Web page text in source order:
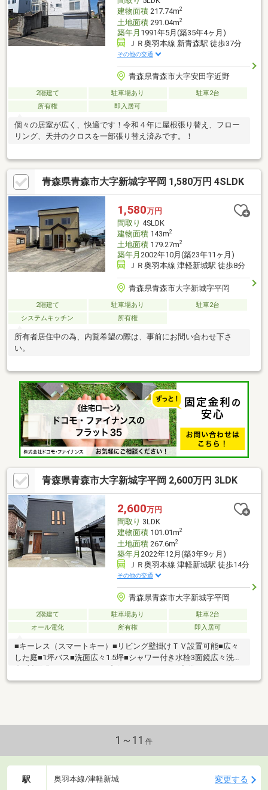
建物面積217.74m2
土地面積291.04m2
築年月 1991年5月(築35年4ヶ月)
ＪＲ奥羽本線 新青森駅 徒歩37分
その他の交通
青森県青森市大字安田字近野
2階建て 駐車場あり
駐車2台
所有権
即入居可
個々の居室が広く、快適です！令和４年に屋根張り替え、フロー
リング、天井のクロスを一部張り替え済みです。！
青森県青森市大字新城字平岡 1,580万円 4SLDK
1,580万円
間取り 4SLDK
建物面積143m2
土地面積179.27m2
築年月 2002年10月(築23年11ヶ月)
ＪＲ奥羽本線 津軽新城駅 徒歩8分
青森県青森市大字新城字平岡
2階建て 駐車場あり
駐車2台
システムキッチン
所有権
所有者居住中の為、内覧希望の際は、事前にお問い合わせ下さ
い。
青森県青森市大字新城字平岡 2,600万円 3LDK
2,600万円
間取り 3LDK
建物面積101.01m2
土地面積267.6m2
築年月 2022年12月(築3年9ヶ月)
ＪＲ奥羽本線 津軽新城駅 徒歩14分
その他の交通
青森県青森市大字新城字平岡
2階建て 駐車場あり
駐車2台
オール電化
所有権 即入居可
■キーレス（スマートキー）■リビング壁掛けＴＶ設置可能■広々
した庭■1坪バス■洗面広々1.5坪■シャワー付き水栓3面鏡広々洗面
台■対面式キッチンとカップボード■パントリー完備■シューズク
ローク完備■ウォークインクローゼット完備■ファミリークローゼ
1～11 件
駅 奥羽本線/津軽新城 変更する